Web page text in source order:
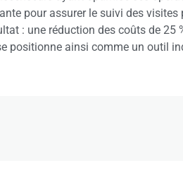
pour assurer le suivi des
: une réduction des coûts de 25
positionne ainsi comme un outil